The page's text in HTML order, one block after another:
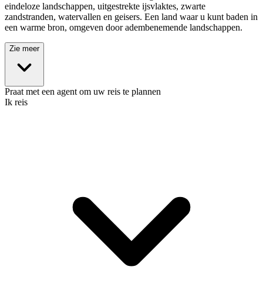
eindeloze landschappen, uitgestrekte ijsvlaktes, zwarte
zandstranden, watervallen en geisers. Een land waar u kunt baden in
een warme bron, omgeven door adembenemende landschappen.
Zie meer
Praat met een agent om uw reis te plannen
Ik reis